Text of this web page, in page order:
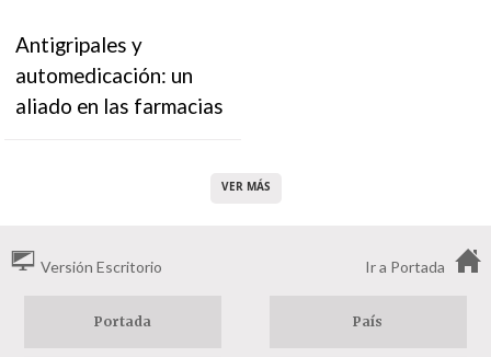
Antigripales y
automedicación: un
aliado en las farmacias
VER MÁS
Versión Escritorio Ir a Portada
Portada País